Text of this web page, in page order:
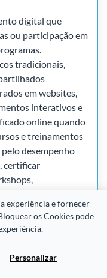
experiência e fornecer
os Cookies pode
Personalizar
digital que
ou participação em
tradicionais,
em websites,
interativos e
online quando
e treinamentos
desempenho
certificar
profissionais
membros da
profissionais em
usuários em 133